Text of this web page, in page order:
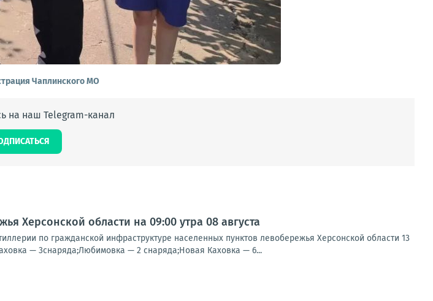
Чаплинского МО
на наш Telegram-канал
Херсонской области на 09:00 утра 08 августа
по гражданской инфраструктуре населенных пунктов левобережья Херсонской области 13
— 3снаряда;Любимовка — 2 снаряда;Новая Каховка — 6...